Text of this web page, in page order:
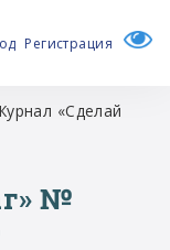
Регистрация
«Сделай
№